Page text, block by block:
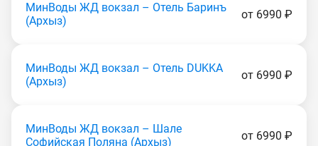
МинВоды ЖД вокзал – Отель Баринъ
(Apxыз)
от 6990 ₽
МинВоды ЖД вокзал – Отель DUKKA
(Apxыз)
от 6990 ₽
МинВоды ЖД вокзал – Шале
Софийская Поляна (Apxыз)
от 6990 ₽